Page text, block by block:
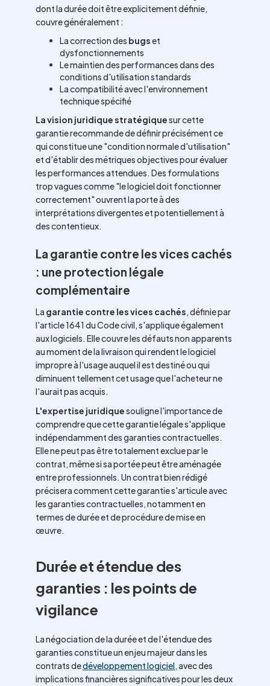
dont la durée doit être explicitement définie,
couvre généralement :
La correction des bugset
dysfonctionnements
Le maintien des performances dans des
conditions d'utilisation standards
La compatibilité avec l'environnement
technique spécifié
La vision juridique stratégiquesur cette
garantie recommande de définir précisément ce
qui constitue une "condition normale d'utilisation"
et d'établir des métriques objectives pour évaluer
les performances attendues. Des formulations
trop vagues comme "le logiciel doit fonctionner
correctement" ouvrent la porte à des
interprétations divergentes et potentiellement à
des contentieux.
La garantie contre les vices cachés
: une protection légale
complémentaire
La garantie contre les vices cachés, définie par
l'article 1641 du Code civil, s'applique également
aux logiciels. Elle couvre les défauts non apparents
au moment de la livraison qui rendent le logiciel
impropre à l'usage auquel il est destiné ou qui
diminuent tellement cet usage que l'acheteur ne
l'aurait pas acquis.
L'expertise juridiquesouligne l'importance de
comprendre que cette garantie légale s'applique
indépendamment des garanties contractuelles.
Elle ne peut pas être totalement exclue par le
contrat, même si sa portée peut être aménagée
entre professionnels. Un contrat bien rédigé
précisera comment cette garantie s'articule avec
les garanties contractuelles, notamment en
termes de durée et de procédure de mise en
œuvre.
Durée et étendue des
garanties : les points de
vigilance
La négociation de la durée et de l'étendue des
garanties constitue un enjeu majeur dans les
contrats dedéveloppement logiciel, avec des
implications financières significatives pour les deux